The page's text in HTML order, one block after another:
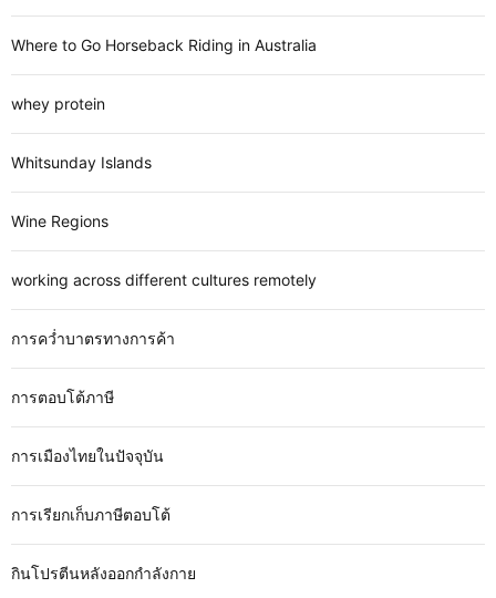
Where to Go Horseback Riding in Australia
whey protein
Whitsunday Islands
Wine Regions
working across different cultures remotely
การคว่ำบาตรทางการค้า
การตอบโต้ภาษี
การเมืองไทยในปัจจุบัน
การเรียกเก็บภาษีตอบโต้
กินโปรตีนหลังออกกำลังกาย